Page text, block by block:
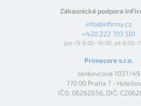
Zákaznická podpora
info@infirmy.cz
+420 222 703 501
(po–čt 8:00–16:00, pá
Primecore s.r.o.
Jankovcova 1037/49
170 00 Praha 7 -
IČO: 06262856, DIČ: